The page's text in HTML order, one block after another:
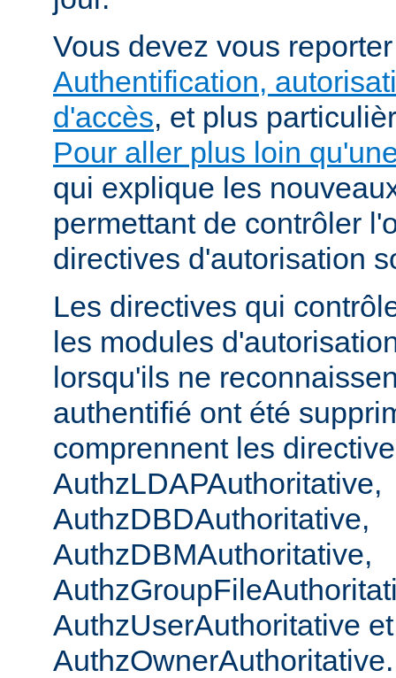
Vous devez vous
Authentification,
d'accès, et plus
Pour aller plus loin
qui explique les
permettant de contrôler
directives d'autorisation
Les directives qui
les modules
lorsqu'ils ne
authentifié ont été
comprennent les
AuthzLDAPAuthoritative,
AuthzDBDAuthoritative,
AuthzDBMAuthoritative,
AuthzUserAuthoritative et